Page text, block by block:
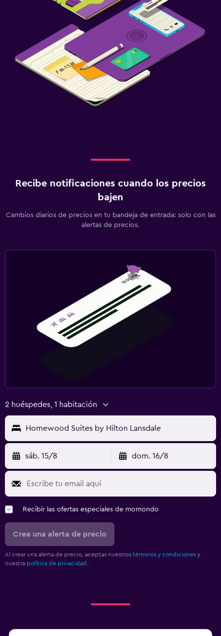
Recibe notificaciones cuando los precios
bajen
Cambios diarios de precios en tu bandeja de entrada: solo con las
alertas de precios.
2 huéspedes, 1 habitación
Homewood Suites by Hilton Lansdale
sáb. 15/8 dom. 16/8
Recibir las ofertas especiales de momondo
Crea una alerta de precio
Al crear una alerta de precio, aceptas nuestros términos y condiciones y
nuestra política de privacidad.